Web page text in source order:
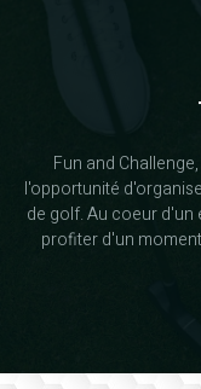
Fun and
l'opportunité
de golf. Au coeur
profiter d'un